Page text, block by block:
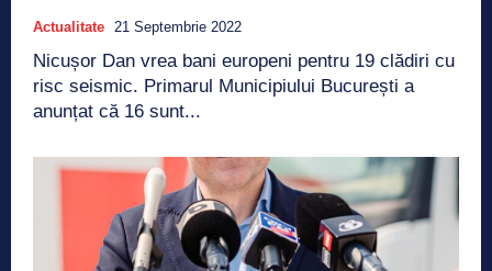
Actualitate 21 Septembrie 2022
Nicușor Dan vrea bani europeni pentru 19 clădiri cu
risc seismic. Primarul Municipiului București a
anunțat că 16 sunt...